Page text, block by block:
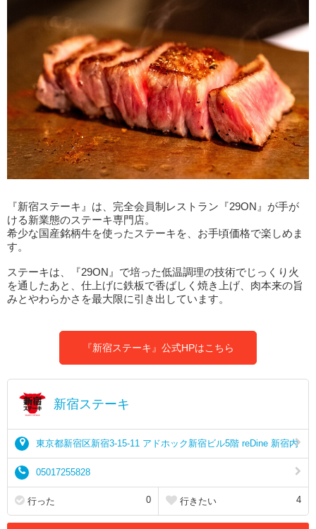
『新宿ステーキ』は、完全会員制レストラン『29ON』が手が
ける新業態のステーキ専門店。
希少な国産銘柄牛を使ったステーキを、お手頃価格で楽しめま
す。
ステーキは、『29ON』で培った低温調理の技術でじっくり火
を通したあと、仕上げに鉄板で香ばしく焼き上げ、肉本来の旨
みとやわらかさを最大限に引き出しています。
『新宿ステーキ』公式HPはこちら
新宿ステーキ
東京都新宿区新宿3-15-11 アドホック新宿ビル5階 reDine 新宿内
05017255828
行った 0 行きたい 4